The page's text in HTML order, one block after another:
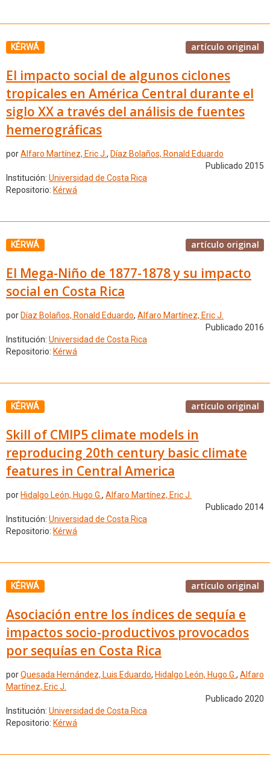
KÉRWÁ artículo original
El impacto social de algunos ciclones
tropicales en América Central durante el
siglo XX a través del análisis de fuentes
hemerográficas
porAlfaro Martínez, Eric J., Díaz Bolaños, Ronald Eduardo
Publicado 2015
Institución: Universidad de Costa Rica
Repositorio: Kérwá
KÉRWÁ artículo original
El Mega-Niño de 1877-1878 y su impacto
social en Costa Rica
por Díaz Bolaños, Ronald Eduardo, Alfaro Martínez, Eric J.
Publicado 2016
Institución: Universidad de Costa Rica
Repositorio: Kérwá
KÉRWÁ artículo original
Skill of CMIP5 climate models in
reproducing 20th century basic climate
features in Central America
por Hidalgo León, Hugo G., Alfaro Martínez, Eric J.
Publicado 2014
Institución: Universidad de Costa Rica
Repositorio: Kérwá
KÉRWÁ artículo original
Asociación entre los índices de sequía e
impactos socio-productivos provocados
por sequías en Costa Rica
porQuesada Hernández, Luis Eduardo, Hidalgo León, Hugo G., Alfaro
Martínez, Eric J.
Publicado 2020
Institución: Universidad de Costa Rica
Repositorio: Kérwá